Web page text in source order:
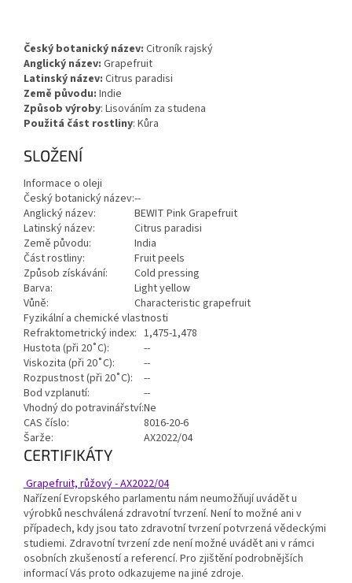
Český botanický název: Citroník rajský
Anglický název: Grapefruit
Latinský název: Citrus paradisi
Země původu: Indie
Způsob výroby: Lisováním za studena
Použitá část rostliny: Kůra
SLOŽENÍ
Informace o oleji
Český botanický název:--
Anglický název:
BEWIT Pink Grapefruit
Latinský název:
Citrus paradisi
Země původu:
India
Část rostliny:
Fruit peels
Způsob získávání:
Cold pressing
Barva:
Light yellow
Vůně:
Characteristic grapefruit
Fyzikální a chemické vlastnosti
Refraktometrický index: 1,475-1,478
Hustota (při 20˚C):
--
Viskozita (při 20˚C):
--
Rozpustnost (při 20˚C):
--
Bod vzplanutí:
--
Vhodný do potravinářství:Ne
CAS číslo:
8016-20-6
Šarže:
AX2022/04
CERTIFIKÁTY
Grapefruit, růžový - AX2022/04
Nařízení Evropského parlamentu nám neumožňují uvádět u
výrobků neschválená zdravotní tvrzení. Není to možné ani v
případech, kdy jsou tato zdravotní tvrzení potvrzená vědeckými
studiemi. Zdravotní tvrzení zde není možné uvádět ani v rámci
osobních zkušeností a referencí. Pro zjištění podrobnějších
informací Vás proto odkazujeme na jiné zdroje.